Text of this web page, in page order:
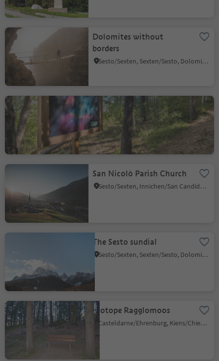
Dolomites without
borders
Sesto/Sexten, Sexten/Sesto, Dolomites Region 3 Zinnen
Open-air exhibition at
Pstosser Bühl
San Nicolò Parish Church
Sesto/Sexten, Innichen/San Candido, Dolomites Region 3 Zinnen
The Sesto sundial
Sesto/Sexten, Sexten/Sesto, Dolomites Region 3 Zinnen
Biotope Ragglomoos
Casteldarne/Ehrenburg, Kiens/Chienes, Dolomites Region Kronplatz/Plan de Corones